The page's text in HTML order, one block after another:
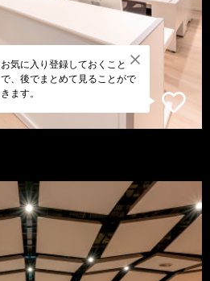
お気に入り登録しておくこと
で、後でまとめて見ることがで
きます。